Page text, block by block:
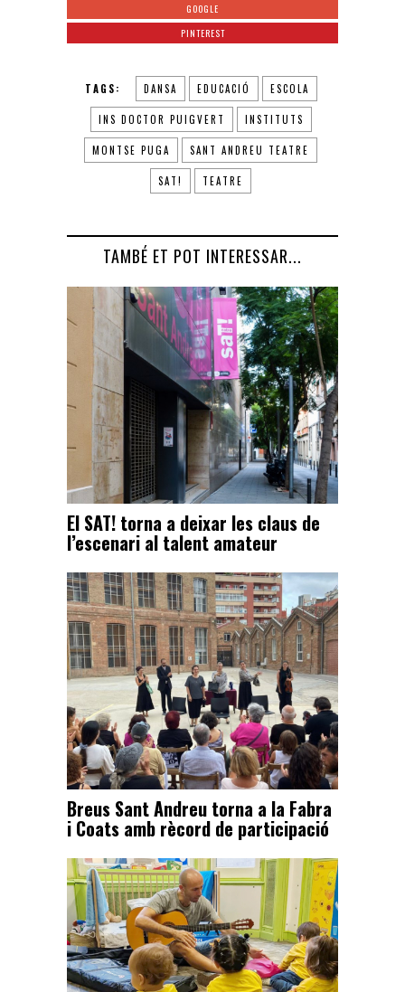
GOOGLE
PINTEREST
TAGS: DANSA EDUCACIÓ ESCOLA
INS DOCTOR PUIGVERT INSTITUTS
MONTSE PUGA SANT ANDREU TEATRE
SAT! TEATRE
TAMBÉ ET POT INTERESSAR...
El SAT! torna a deixar les claus de
l’escenari al talent amateur
Breus Sant Andreu torna a la Fabra
i Coats amb rècord de participació